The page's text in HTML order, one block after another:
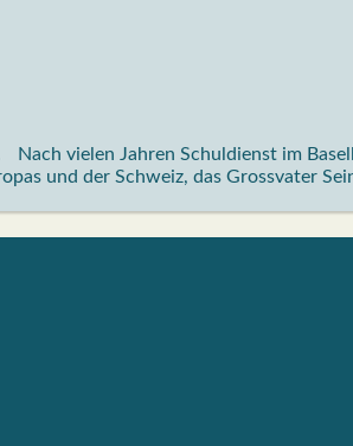
vielen Jahren Schuldienst im
und der Schweiz, das Grossvater